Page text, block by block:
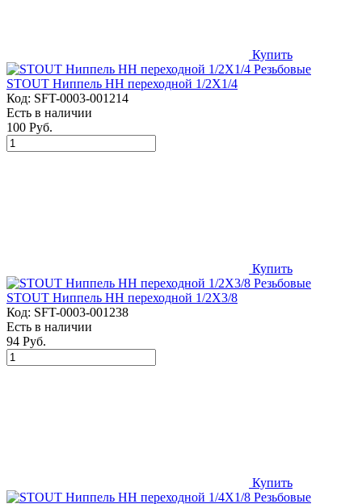
Купить
STOUT Ниппель НН переходной 1/2X1/4
Код: SFT-0003-001214
Есть в наличии
100 Руб.
Купить
STOUT Ниппель НН переходной 1/2X3/8
Код: SFT-0003-001238
Есть в наличии
94 Руб.
Купить